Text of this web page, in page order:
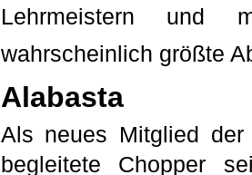
Lehrmeistern
wahrscheinlich größte
Alabasta
Als neues Mitglied der
begleitete Chopper